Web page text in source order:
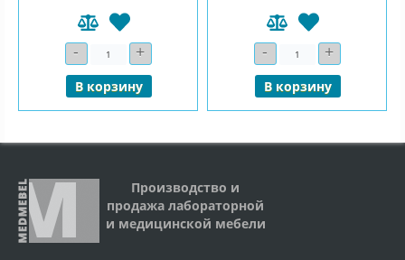
- Количество+
В корзину
- Количество+
В корзину
Производство и
продажа лабораторной
и медицинской мебели